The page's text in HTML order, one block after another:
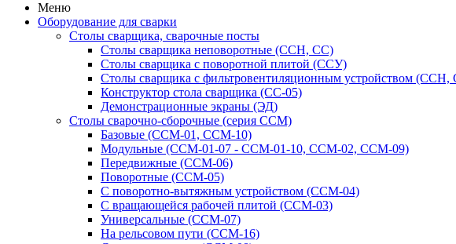
Меню
Оборудование для сварки
Столы сварщика, сварочные посты
Столы сварщика неповоротные (ССН, СС)
Столы сварщика с поворотной плитой (ССУ)
Столы сварщика с фильтровентиляционным устройством
Конструктор стола сварщика (СС-05)
Демонстрационные экраны (ЭД)
Столы сварочно-сборочные (серия ССМ)
Базовые (ССМ-01, ССМ-10)
Модульные (ССМ-01-07 - ССМ-01-10, ССМ-02, ССМ-09)
Передвижные (ССМ-06)
Поворотные (ССМ-05)
С поворотно-вытяжным устройством (ССМ-04)
С вращающейся рабочей плитой (ССМ-03)
Универсальные (ССМ-07)
На рельсовом пути (ССМ-16)